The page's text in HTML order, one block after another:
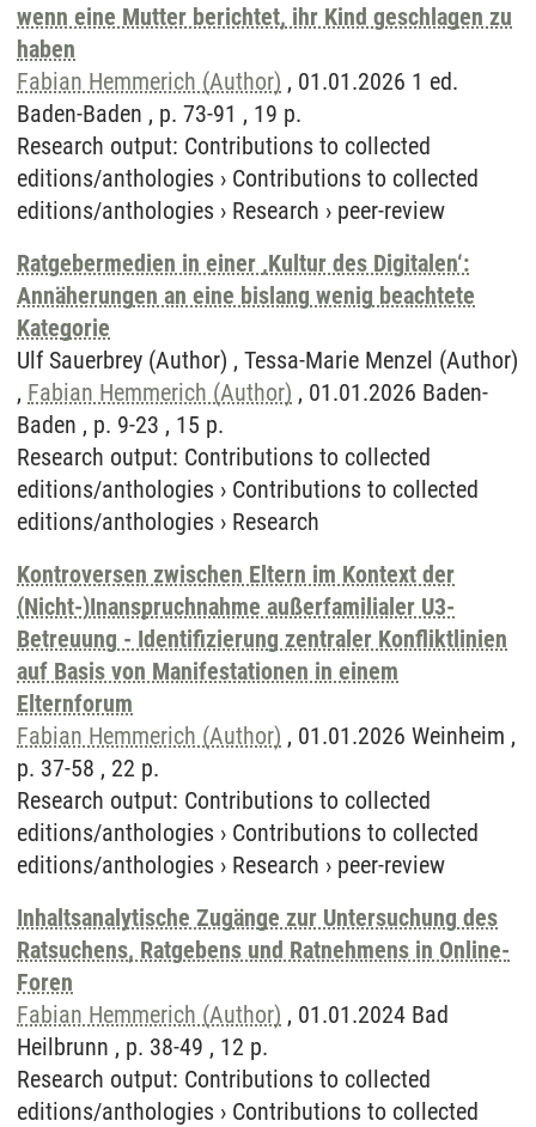
wenn eine Mutter berichtet, ihr Kind geschlagen zu
haben
Fabian Hemmerich (Author) , 01.01.2026 1 ed.
Baden-Baden , p. 73-91 , 19 p.
Research output: Contributions to collected
editions/anthologies › Contributions to collected
editions/anthologies › Research › peer-review
Ratgebermedien in einer ‚Kultur des Digitalen‘:
Annäherungen an eine bislang wenig beachtete
Kategorie
Ulf Sauerbrey (Author) , Tessa-Marie Menzel (Author)
, Fabian Hemmerich (Author) , 01.01.2026 Baden-
Baden , p. 9-23 , 15 p.
Research output: Contributions to collected
editions/anthologies › Contributions to collected
editions/anthologies › Research
Kontroversen zwischen Eltern im Kontext der
(Nicht-)Inanspruchnahme außerfamilialer U3-
Betreuung - Identifizierung zentraler Konfliktlinien
auf Basis von Manifestationen in einem
Elternforum
Fabian Hemmerich (Author) , 01.01.2026 Weinheim ,
p. 37-58 , 22 p.
Research output: Contributions to collected
editions/anthologies › Contributions to collected
editions/anthologies › Research › peer-review
Inhaltsanalytische Zugänge zur Untersuchung des
Ratsuchens, Ratgebens und Ratnehmens in Online-
Foren
Fabian Hemmerich (Author) , 01.01.2024 Bad
Heilbrunn , p. 38-49 , 12 p.
Research output: Contributions to collected
editions/anthologies › Contributions to collected